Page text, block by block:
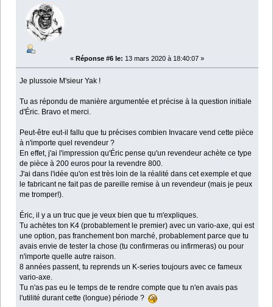
« Réponse #6 le: 13 mars 2020 à 18:40:07 »
Je plussoie M'sieur Yak !
Tu as répondu de manière argumentée et précise à la question initiale
d'Éric. Bravo et merci.
Peut-être eut-il fallu que tu précises combien Invacare vend cette pièce
à n'importe quel revendeur ?
En effet, j'ai l'impression qu'Éric pense qu'un revendeur achète ce type
de pièce à 200 euros pour la revendre 800.
J'ai dans l'idée qu'on est très loin de la réalité dans cet exemple et que
le fabricant ne fait pas de pareille remise à un revendeur (mais je peux
me tromper!).
Éric, il y a un truc que je veux bien que tu m'expliques.
Tu achètes ton K4 (probablement le premier) avec un vario-axe, qui est
une option, pas franchement bon marché, probablement parce que tu
avais envie de tester la chose (tu confirmeras ou infirmeras) ou pour
n'importe quelle autre raison.
8 années passent, tu reprends un K-series toujours avec ce fameux
vario-axe.
Tu n'as pas eu le temps de te rendre compte que tu n'en avais pas
l'utilité durant cette (longue) période ?